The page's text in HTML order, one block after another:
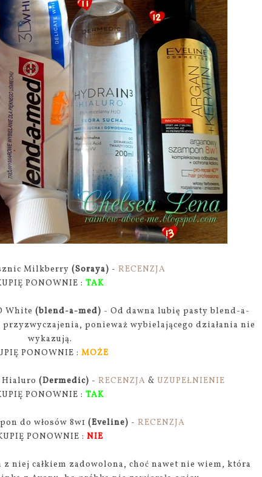
Milkberry(Soraya) -RECENZJA
PONOWNIE :TAK
White(blend-a-med) - Od dawna lubię pasty blend-a-
ponieważ wybielającego działania nie
wykazują.
PONOWNIE : MOŻE
Hialuro (Dermedic) - RECENZJA & UZUPEŁNIENIE
PONOWNIE :TAK
do włosów 8w1(Eveline) -RECENZJA
PONOWNIE : NIE
z niej całkiem zadowolona, choć nawet nie wiem, która